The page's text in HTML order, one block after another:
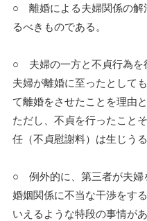
○ 離婚による夫婦関係の解
るべきものである。
○ 夫婦の一方と不貞行為を
夫婦が離婚に至ったとして
て離婚をさせたことを理由
ただし、不貞を行ったこと
任（不貞慰謝料）は生じうる
○ 例外的に、第三者が夫婦
婚姻関係に不当な干渉をす
いえるような特段の事情が